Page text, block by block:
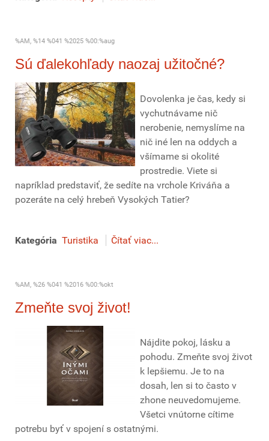
%AM, %14 %041 %2025 %00:%aug
Sú ďalekohľady naozaj užitočné?
Dovolenka je čas, kedy si
vychutnávame nič
nerobenie, nemyslíme na
nič iné len na oddych a
všímame si okolité
prostredie. Viete si
napríklad predstaviť, že sedíte na vrchole Kriváňa a
pozeráte na celý hrebeň Vysokých Tatier?
Kategória Turistika Čítať viac...
%AM, %26 %041 %2016 %00:%okt
Zmeňte svoj život!
Nájdite pokoj, lásku a
pohodu. Zmeňte svoj život
k lepšiemu. Je to na
dosah, len si to často v
zhone neuvedomujeme.
Všetci vnútorne cítime
potrebu byť v spojení s ostatnými.